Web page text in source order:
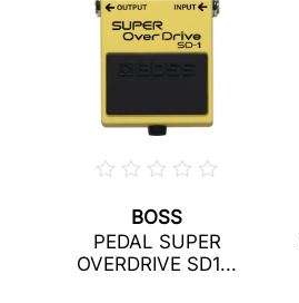
BOSS
PEDAL SUPER
OVERDRIVE SD1...